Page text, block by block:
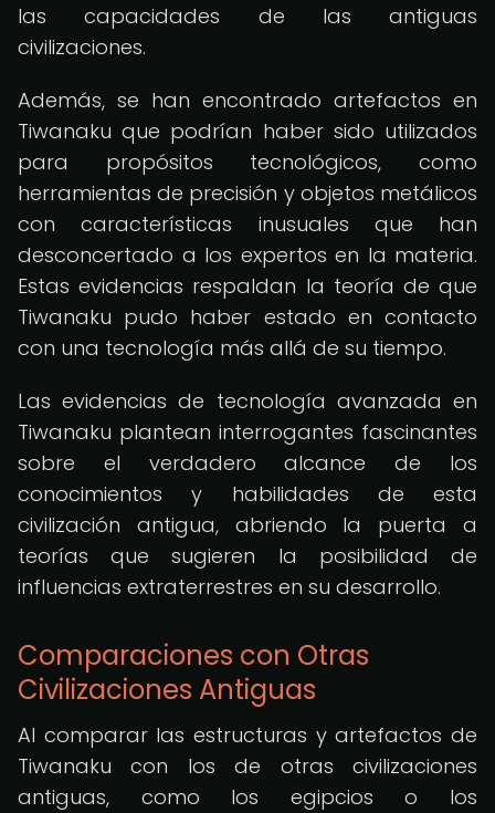
las capacidades de las antiguas
civilizaciones.
Además, se han encontrado artefactos en
Tiwanaku que podrían haber sido utilizados
para propósitos tecnológicos, como
herramientas de precisión y objetos metálicos
con características inusuales que han
desconcertado a los expertos en la materia.
Estas evidencias respaldan la teoría de que
Tiwanaku pudo haber estado en contacto
con una tecnología más allá de su tiempo.
Las evidencias de tecnología avanzada en
Tiwanaku plantean interrogantes fascinantes
sobre el verdadero alcance de los
conocimientos y habilidades de esta
civilización antigua, abriendo la puerta a
teorías que sugieren la posibilidad de
influencias extraterrestres en su desarrollo.
Comparaciones con Otras
Civilizaciones Antiguas
Al comparar las estructuras y artefactos de
Tiwanaku con los de otras civilizaciones
antiguas, como los egipcios o los